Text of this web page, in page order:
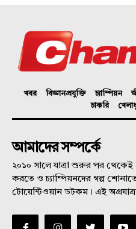
খবর বিজ্ঞানপ্রযুক্তি চ্যাম্পিয়ন
চাকরি
আমাদের সম্পর্কে
২০১০ সালে যাত্রা শুরুর পর
করতে ও চ্যাম্পিয়নদের গল্প
টোয়েন্টিওয়ান ডটকম। এই